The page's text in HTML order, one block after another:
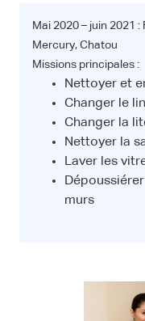
Mai 2020 – juin 2021
Mercury, Chatou
Missions principales :
Nettoyer et
Changer le
Changer la
Nettoyer la
Laver les
murs